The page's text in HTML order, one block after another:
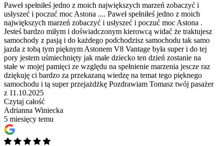
Paweł spełniłeś jedno z moich największych marzeń zobaczyć i
usłyszeć i poczuć moc Astona .... Paweł spełniłeś jedno z moich
największych marzeń zobaczyć i usłyszeć i poczuć moc Astona .
Jesteś bardzo miłym i doświadczonym kierowcą widać że traktujesz
samochody z pasją i do każdego podchodzisz samochodu tak samo
jazda z tobą tym pięknym Astonem V8 Vantage była super i do tej
pory jestem uśmiechnięty jak małe dziecko ten dzień zostanie na
stałe w mojej pamięci ze względu na spełnienie marzenia jescze raz
dziękuję ci bardzo za przekazaną wiedzę na temat tego pięknego
samochodu i tą super przejażdżkę Pozdrawiam Tomasz twój pasażer
z 11.10.2025
Czytaj całość
Adrianna Winiecka
5 miesięcy temu